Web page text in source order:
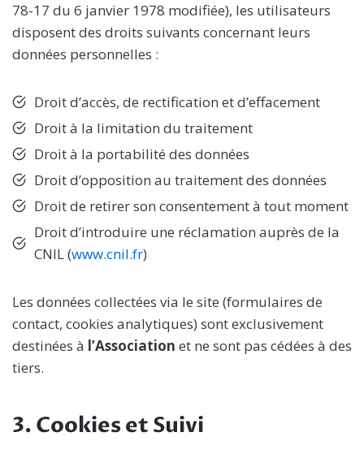
78-17 du 6 janvier 1978 modifiée), les utilisateurs
disposent des droits suivants concernant leurs
données personnelles :
Droit d’accès, de rectification et d’effacement
Droit à la limitation du traitement
Droit à la portabilité des données
Droit d’opposition au traitement des données
Droit de retirer son consentement à tout moment
Droit d’introduire une réclamation auprès de la
CNIL (www.cnil.fr)
Les données collectées via le site (formulaires de
contact, cookies analytiques) sont exclusivement
destinées à l’Association et ne sont pas cédées à des
tiers.
3. Cookies et Suivi